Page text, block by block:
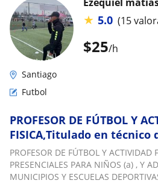
$25/h
★ 5.0 (15
Santiago
Futbol
PROFESOR DE FÚTBOL Y
FISICA,Titulado en técnico
preparación física ,
psicología deportiva,
PRESENCIALES PARA
PROFESOR DE FÚTBOL Y ACTIVIDAD
PRESENCIALES PARA NIÑOS (a) , Y
MUNICIPIOS Y ESCUELAS